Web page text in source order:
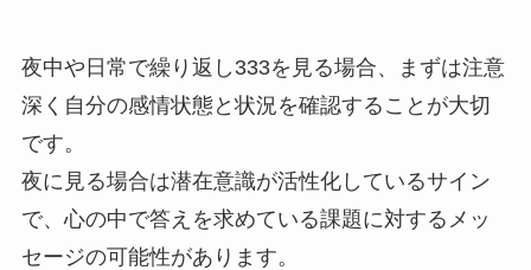
夜中や日常で繰り返し333を見る場合、まずは注意
深く自分の感情状態と状況を確認することが大切
です。
夜に見る場合は潜在意識が活性化しているサイン
で、心の中で答えを求めている課題に対するメッ
セージの可能性があります。